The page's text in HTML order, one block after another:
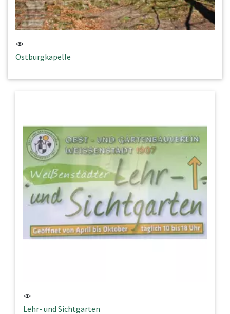
Ostburgkapelle
Lehr- und Sichtgarten